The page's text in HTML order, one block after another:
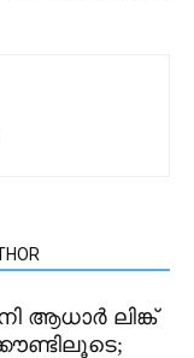
ആധാർ ലിങ്ക്